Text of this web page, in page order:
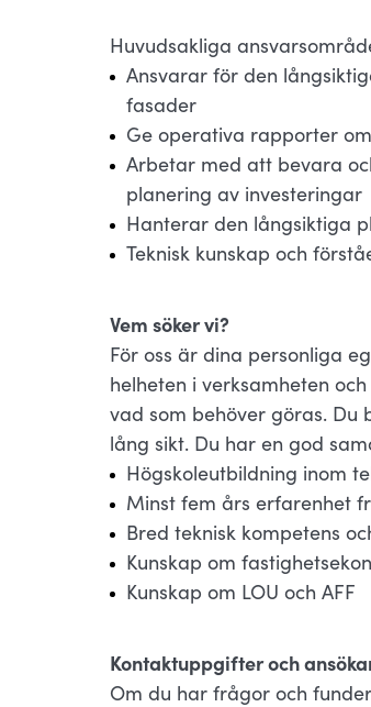
Huvudsakliga
Ansvarar för den
fasader
Ge operativa rapporter
Arbetar med att bevara
planering av investeringar
Hanterar den långsiktiga
Teknisk kunskap och
Vem söker vi?
För oss är dina personliga
helheten i verksamheten
vad som behöver göras.
lång sikt. Du har en god
Högskoleutbildning inom
Minst fem års erfarenhet
Bred teknisk kompetens
Kunskap om
Kunskap om LOU och AFF
Kontaktuppgifter och
Om du har frågor och